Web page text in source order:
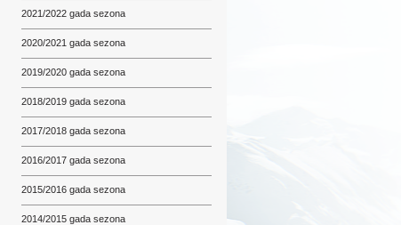
2021/2022 gada sezona
2020/2021 gada sezona
2019/2020 gada sezona
2018/2019 gada sezona
2017/2018 gada sezona
2016/2017 gada sezona
2015/2016 gada sezona
2014/2015 gada sezona